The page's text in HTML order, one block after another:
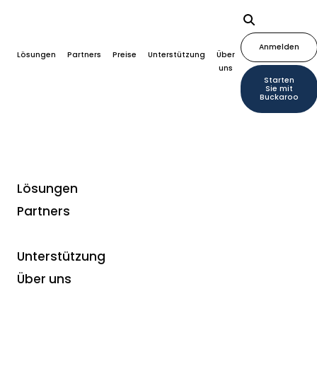
Lösungen Partners Preise Unterstützung
Über
uns
Anmelden
Starten
Sie mit
Buckaroo
Lösungen
Partners
Unterstützung
Über uns
Zahlungsarten
Steigern Sie Ihren
Umsatz mit Ihrer